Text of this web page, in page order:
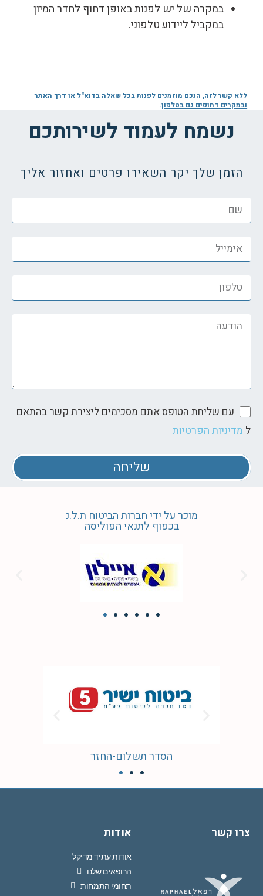
במקרה של יש לפנות באופן דחוף לחדר המיון
במקביל ליידוע טלפוני.
ללא קשר לזה, הנכם מוזמנים לפנות בכל שאלה בדוא"ל או דרך האתר
ובמקרים דחופים גם בטלפון.
נשמח לעמוד לשירותכם
הזמן שלך יקר השאירו פרטים ואחזור אליך
עם שליחת הטופס אתם מסכימים ליצירת קשר בהתאם
ל מדיניות הפרטיות
שליחה
מוכר על ידי חברות הביטוח ת.ל.נ
בכפוף לתנאי הפוליסה
הסדר תשלום-החזר
צרו קשר אודות
אודות עתיד מדיקל
הרופאים שלנו
תחומי התמחות